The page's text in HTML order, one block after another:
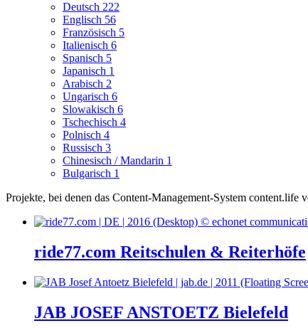
Deutsch 222
Englisch 56
Französisch 5
Italienisch 6
Spanisch 5
Japanisch 1
Arabisch 2
Ungarisch 6
Slowakisch 6
Tschechisch 4
Polnisch 4
Russisch 3
Chinesisch / Mandarin 1
Bulgarisch 1
Projekte, bei denen das Content-Management-System content.life
ride77.com Reitschulen & Reiterhöfe
JAB JOSEF ANSTOETZ Bielefeld